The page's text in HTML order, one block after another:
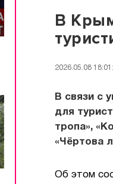
В
2026.05.08
В связи с
для
тропа»,
«Чёртова
Об этом